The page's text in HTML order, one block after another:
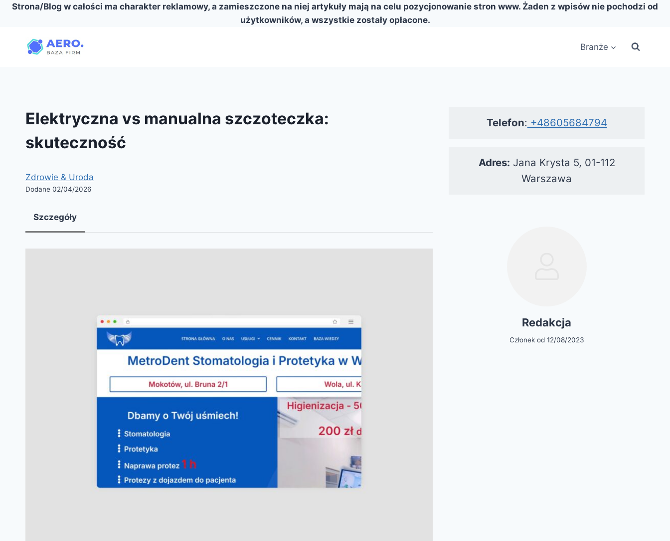
Strona/Blog w całości ma charakter reklamowy, a zamieszczone na niej artykuły mają na celu pozycjonowanie stron www. Żaden z wpisów nie pochodzi od
użytkowników, a wszystkie zostały opłacone.
Branże
Elektryczna vs manualna szczoteczka:
skuteczność
Zdrowie & Uroda
Dodane 02/04/2026
Szczegóły
Telefon: +48605684794
Adres: Jana Krysta 5, 01-112
Warszawa
Redakcja
Członek od 12/08/2023